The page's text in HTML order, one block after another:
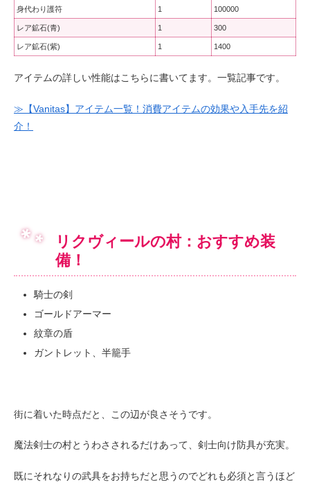
身代わり護符 1 100000
レア鉱石(青) 1 300
レア鉱石(紫) 1 1400
アイテムの詳しい性能はこちらに書いてます。一覧記事です。
≫【Vanitas】アイテム一覧！消費アイテムの効果や入手先を紹
介！
リクヴィールの村：おすすめ装
備！
騎士の剣
ゴールドアーマー
紋章の盾
ガントレット、半籠手
街に着いた時点だと、この辺が良さそうです。
魔法剣士の村とうわさされるだけあって、剣士向け防具が充実。
既にそれなりの武具をお持ちだと思うのでどれも必須と言うほど